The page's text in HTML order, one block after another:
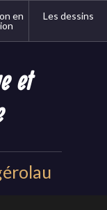
en
Les dessins
et